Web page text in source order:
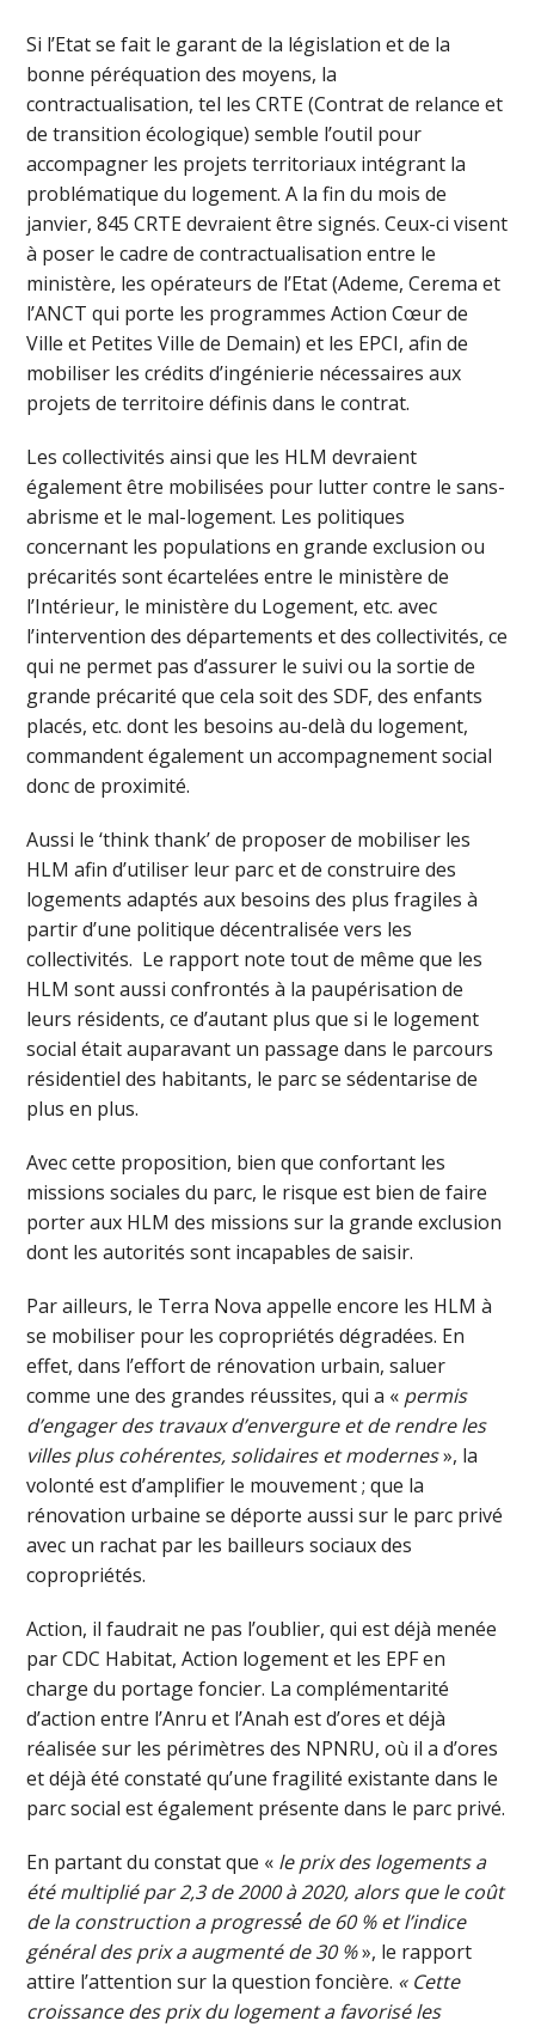
Si l’Etat se fait le garant de la législation et de la
bonne péréquation des moyens, la
contractualisation, tel les CRTE (Contrat de relance et
de transition écologique) semble l’outil pour
accompagner les projets territoriaux intégrant la
problématique du logement. A la fin du mois de
janvier, 845 CRTE devraient être signés. Ceux-ci visent
à poser le cadre de contractualisation entre le
ministère, les opérateurs de l’Etat (Ademe, Cerema et
l’ANCT qui porte les programmes Action Cœur de
Ville et Petites Ville de Demain) et les EPCI, afin de
mobiliser les crédits d’ingénierie nécessaires aux
projets de territoire définis dans le contrat.
Les collectivités ainsi que les HLM devraient
également être mobilisées pour lutter contre le sans-
abrisme et le mal-logement. Les politiques
concernant les populations en grande exclusion ou
précarités sont écartelées entre le ministère de
l’Intérieur, le ministère du Logement, etc. avec
l’intervention des départements et des collectivités, ce
qui ne permet pas d’assurer le suivi ou la sortie de
grande précarité que cela soit des SDF, des enfants
placés, etc. dont les besoins au-delà du logement,
commandent également un accompagnement social
donc de proximité.
Aussi le ‘think thank’ de proposer de mobiliser les
HLM afin d’utiliser leur parc et de construire des
logements adaptés aux besoins des plus fragiles à
partir d’une politique décentralisée vers les
collectivités. Le rapport note tout de même que les
HLM sont aussi confrontés à la paupérisation de
leurs résidents, ce d’autant plus que si le logement
social était auparavant un passage dans le parcours
résidentiel des habitants, le parc se sédentarise de
plus en plus.
Avec cette proposition, bien que confortant les
missions sociales du parc, le risque est bien de faire
porter aux HLM des missions sur la grande exclusion
dont les autorités sont incapables de saisir.
Par ailleurs, le Terra Nova appelle encore les HLM à
se mobiliser pour les copropriétés dégradées. En
effet, dans l’effort de rénovation urbain, saluer
comme une des grandes réussites, qui a « permis
d’engager des travaux d’envergure et de rendre les
villes plus cohérentes, solidaires et modernes», la
volonté est d’amplifier le mouvement ; que la
rénovation urbaine se déporte aussi sur le parc privé
avec un rachat par les bailleurs sociaux des
copropriétés.
Action, il faudrait ne pas l’oublier, qui est déjà menée
par CDC Habitat, Action logement et les EPF en
charge du portage foncier. La complémentarité
d’action entre l’Anru et l’Anah est d’ores et déjà
réalisée sur les périmètres des NPNRU, où il a d’ores
et déjà été constaté qu’une fragilité existante dans le
parc social est également présente dans le parc privé.
En partant du constat que « le prix des logements a
été multiplié par 2,3 de 2000 à 2020, alors que le coût
de la construction a progressé́ de 60 % et l’indice
général des prix a augmenté de 30 %», le rapport
attire l’attention sur la question foncière. « Cette
croissance des prix du logement a favorisé les